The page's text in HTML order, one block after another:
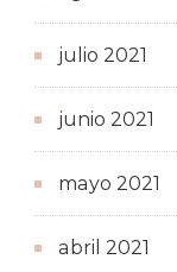
julio 2021
junio 2021
mayo 2021
abril 2021